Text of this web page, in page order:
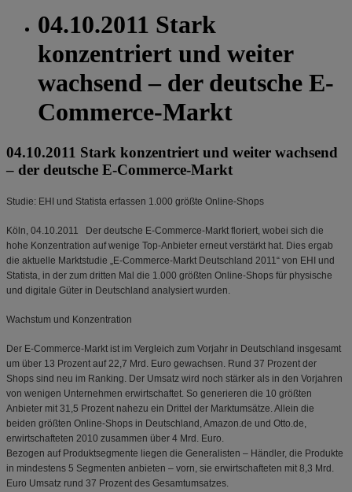
04.10.2011 Stark
konzentriert und weiter
wachsend – der deutsche E-
Commerce-Markt
04.10.2011 Stark konzentriert und weiter wachsend
– der deutsche E-Commerce-Markt
Studie: EHI und Statista erfassen 1.000 größte Online-Shops
Köln, 04.10.2011 Der deutsche E-Commerce-Markt floriert, wobei sich die
hohe Konzentration auf wenige Top-Anbieter erneut verstärkt hat. Dies ergab
die aktuelle Marktstudie „E-Commerce-Markt Deutschland 2011“ von EHI und
Statista, in der zum dritten Mal die 1.000 größten Online-Shops für physische
und digitale Güter in Deutschland analysiert wurden.
Wachstum und Konzentration
Der E-Commerce-Markt ist im Vergleich zum Vorjahr in Deutschland insgesamt
um über 13 Prozent auf 22,7 Mrd. Euro gewachsen. Rund 37 Prozent der
Shops sind neu im Ranking. Der Umsatz wird noch stärker als in den Vorjahren
von wenigen Unternehmen erwirtschaftet. So generieren die 10 größten
Anbieter mit 31,5 Prozent nahezu ein Drittel der Marktumsätze. Allein die
beiden größten Online-Shops in Deutschland, Amazon.de und Otto.de,
erwirtschafteten 2010 zusammen über 4 Mrd. Euro.
Bezogen auf Produktsegmente liegen die Generalisten – Händler, die Produkte
in mindestens 5 Segmenten anbieten – vorn, sie erwirtschafteten mit 8,3 Mrd.
Euro Umsatz rund 37 Prozent des Gesamtumsatzes.